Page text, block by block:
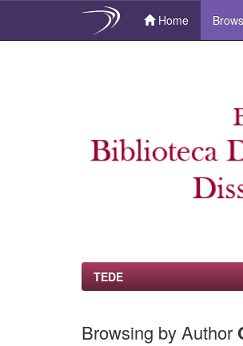
Home
TEDE
Browsing by Author